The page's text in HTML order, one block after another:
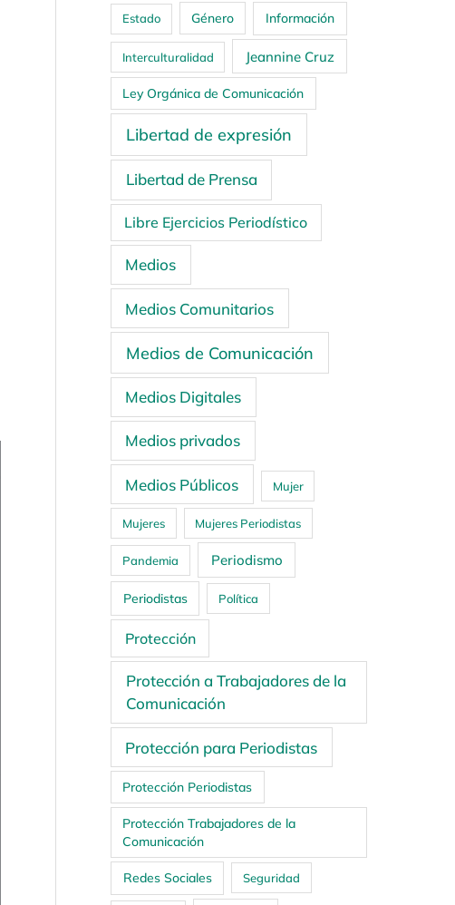
Estado Género Información
Interculturalidad Jeannine Cruz
Ley Orgánica de Comunicación
Libertad de expresión
Libertad de Prensa
Libre Ejercicios Periodístico
Medios
Medios Comunitarios
Medios de Comunicación
Medios Digitales
Medios privados
Medios Públicos Mujer
Mujeres Mujeres Periodistas
Pandemia Periodismo
Periodistas Política
Protección
Protección a Trabajadores de la
Comunicación
Protección para Periodistas
Protección Periodistas
Protección Trabajadores de la
Comunicación
Redes Sociales Seguridad